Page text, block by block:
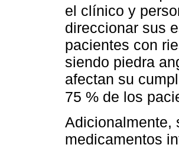
el clínico y
direccionar sus
pacientes con
siendo piedra
afectan su
75 % de los
Adicionalmente,
medicamentos